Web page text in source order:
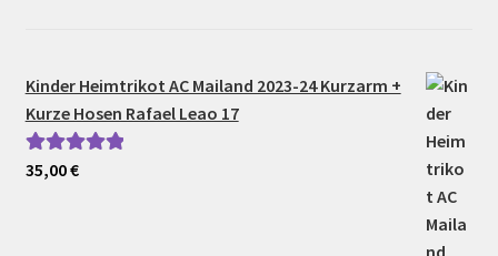
Kinder Heimtrikot AC Mailand 2023-24 Kurzarm +
Kurze Hosen Rafael Leao 17
Bewertet mit
35,00€